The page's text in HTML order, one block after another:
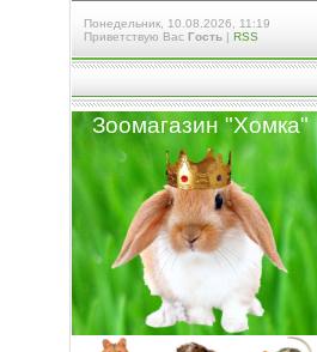
Понедельник, 10.08.2026, 11:19
Приветствую Вас Гость| RSS
Зоомагазин "Хомка"